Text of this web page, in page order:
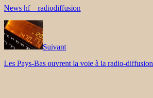
News hf – radiodiffusion
Suivant
Les Pays-Bas ouvrent la voie à la radio-diffusion